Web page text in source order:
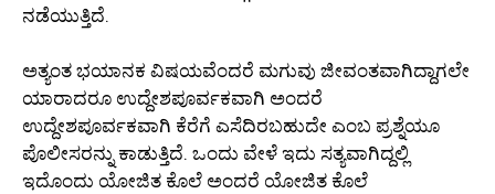
ನಡೆಯುತ್ತಿದೆ.
ಅತ್ಯಂತ ಭಯಾನಕ ವಿಷಯವೆಂದರೆ ಮಗುವು ಜೀವಂತವಾಗಿದ್ದಾಗಲೇ
ಯಾರಾದರೂ ಉದ್ದೇಶಪೂರ್ವಕವಾಗಿ ಅಂದರೆ
ಉದ್ದೇಶಪೂರ್ವಕವಾಗಿ ಕೆರೆಗೆ ಎಸೆದಿರಬಹುದೇ ಎಂಬ ಪ್ರಶ್ನೆಯೂ
ಪೊಲೀಸರನ್ನು ಕಾಡುತ್ತಿದೆ. ಒಂದು ವೇಳೆ ಇದು ಸತ್ಯವಾಗಿದ್ದಲ್ಲಿ
ಇದೊಂದು ಯೋಜಿತ ಕೊಲೆ ಅಂದರೆ ಯೋಜಿತ ಕೊಲೆ